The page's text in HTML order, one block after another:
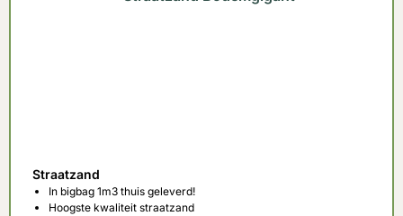
Straatzand
In bigbag 1m3 thuis geleverd!
Hoogste kwaliteit straatzand